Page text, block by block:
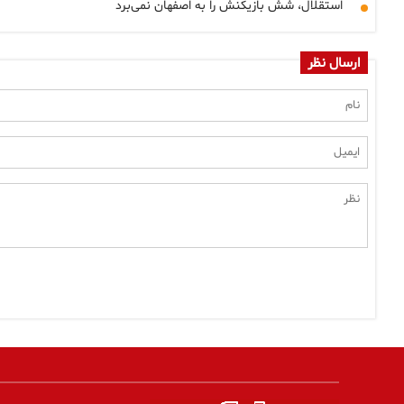
استقلال، شش بازیکنش را به اصفهان نمی‌برد
ارسال نظر